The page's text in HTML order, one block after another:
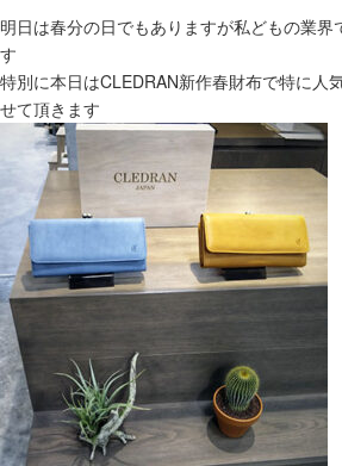
明日は春分の日でもありますが私どもの業界
す
特別に本日はCLEDRAN新作春財布で特に人
せて頂きます